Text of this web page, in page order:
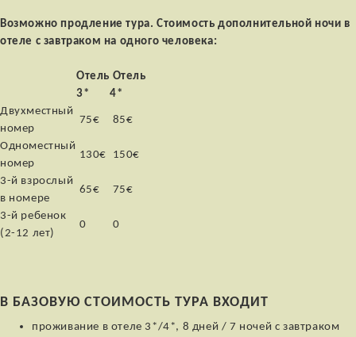
Возможно продление тура. Стоимость дополнительной ночи в
отеле с завтраком на одного человека:
Отель
3*
Отель
4*
Двухместный
номер
75€ 85€
Одноместный
номер
130€ 150€
3-й взрослый
в номере
65€ 75€
3-й ребенок
(2-12 лет)
0 0
В БАЗОВУЮ СТОИМОСТЬ ТУРА ВХОДИТ
проживание в отеле 3*/4*, 8 дней / 7 ночей с завтраком